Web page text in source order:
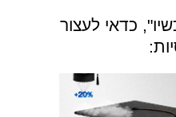
כדאי לעצור